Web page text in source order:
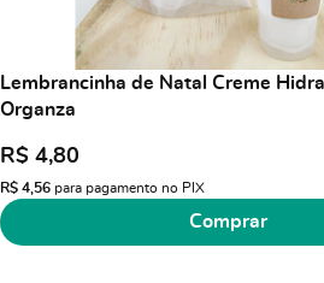
Lembrancinha de Natal Creme
Organza
R$ 4,80
R$ 4,56para pagamento no PIX
Comprar